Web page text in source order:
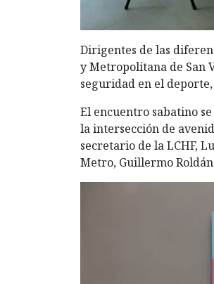
Dirigentes de las
y Metropolitana de San
seguridad en el
El encuentro sabatino
la intersección de
secretario de la LCHF,
Metro, Guillermo